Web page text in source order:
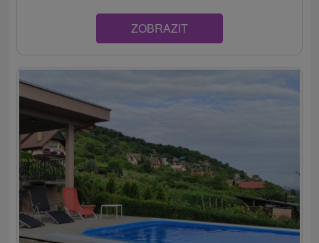
ZOBRAZIT